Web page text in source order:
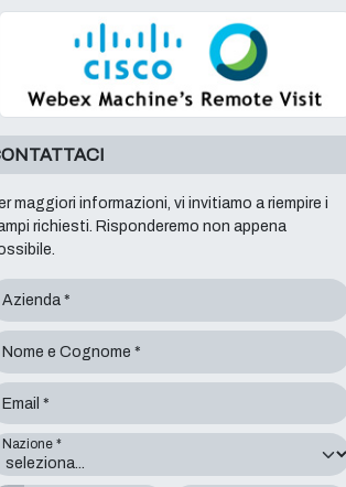
maggiori informazioni, vi invitiamo a riempire i
richiesti. Risponderemo non appena
Azienda *
Nome e Cognome *
Email *
Nazione *